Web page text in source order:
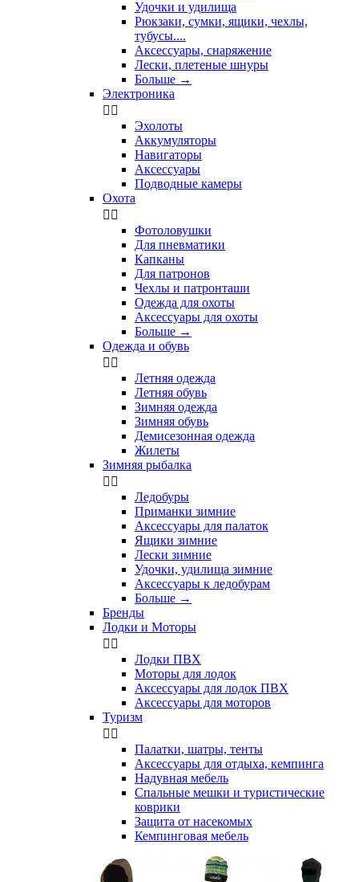
Удочки и удилища
Рюкзаки, сумки, ящики, чехлы,
тубусы....
Аксессуары, снаряжение
Лески, плетеные шнуры
Больше →
Электроника
 
Эхолоты
Аккумуляторы
Навигаторы
Аксессуары
Подводные камеры
Охота
 
Фотоловушки
Для пневматики
Капканы
Для патронов
Чехлы и патронташи
Одежда для охоты
Аксессуары для охоты
Больше →
Одежда и обувь
 
Летняя одежда
Летняя обувь
Зимняя одежда
Зимняя обувь
Демисезонная одежда
Жилеты
Зимняя рыбалка
 
Ледобуры
Приманки зимние
Аксессуары для палаток
Ящики зимние
Лески зимние
Удочки, удилища зимние
Аксессуары к ледобурам
Больше →
Бренды
Лодки и Моторы
 
Лодки ПВХ
Моторы для лодок
Аксессуары для лодок ПВХ
Аксессуары для моторов
Туризм
 
Палатки, шатры, тенты
Аксессуары для отдыха, кемпинга
Надувная мебель
Спальные мешки и туристические
коврики
Защита от насекомых
Кемпинговая мебель